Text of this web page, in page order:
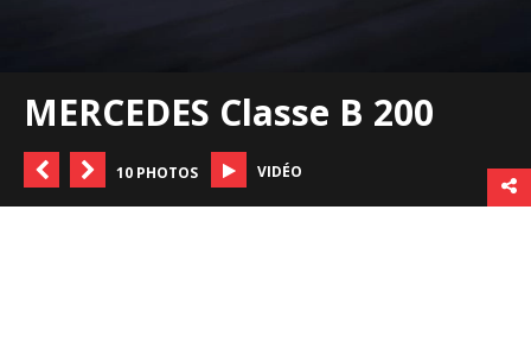
MERCEDES Classe B 200
10 PHOTOS VIDÉO